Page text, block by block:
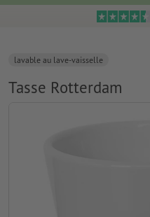
lavable au lave-vaisselle
Tasse Rotterdam